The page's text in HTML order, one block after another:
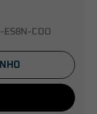
ES8N-COO